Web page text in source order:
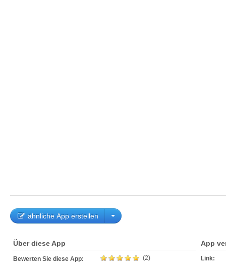
ähnliche App erstellen
Über diese App
Bewerten Sie diese App: (2)
App
Link: